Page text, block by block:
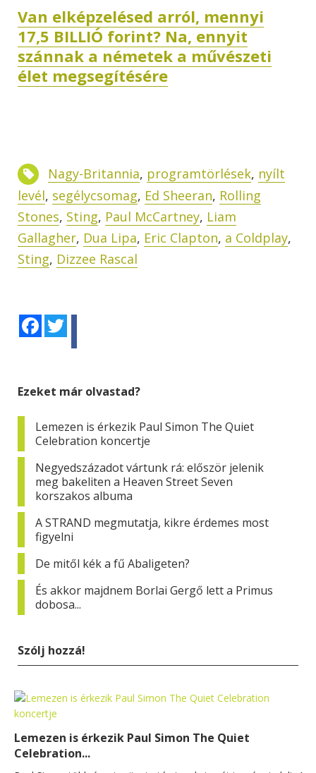
Van elképzelésed arról, mennyi
17,5 BILLIÓ forint? Na, ennyit
szánnak a németek a művészeti
élet megsegítésére
Nagy-Britannia, programtörlések, nyílt
levél, segélycsomag, Ed Sheeran, Rolling
Stones, Sting, Paul McCartney, Liam
Gallagher, Dua Lipa, Eric Clapton, a Coldplay,
Sting, Dizzee Rascal
Facebook
Ezeket már olvastad?
Lemezen is érkezik Paul Simon The Quiet
Celebration koncertje
Negyedszázadot vártunk rá: először jelenik
meg bakeliten a Heaven Street Seven
korszakos albuma
A STRAND megmutatja, kikre érdemes most
figyelni
De mitől kék a fű Abaligeten?
És akkor majdnem Borlai Gergő lett a Primus
dobosa...
Szólj hozzá!
Lemezen is érkezik Paul Simon The Quiet
Celebration...